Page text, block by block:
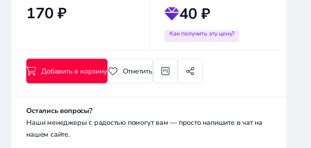
170 ₽ 40 ₽
Как получить эту цену?
Добавить в корзину Отметить
Остались вопросы?
Наши менеджеры с радостью помогут вам — просто напишите в чат на
нашем сайте.